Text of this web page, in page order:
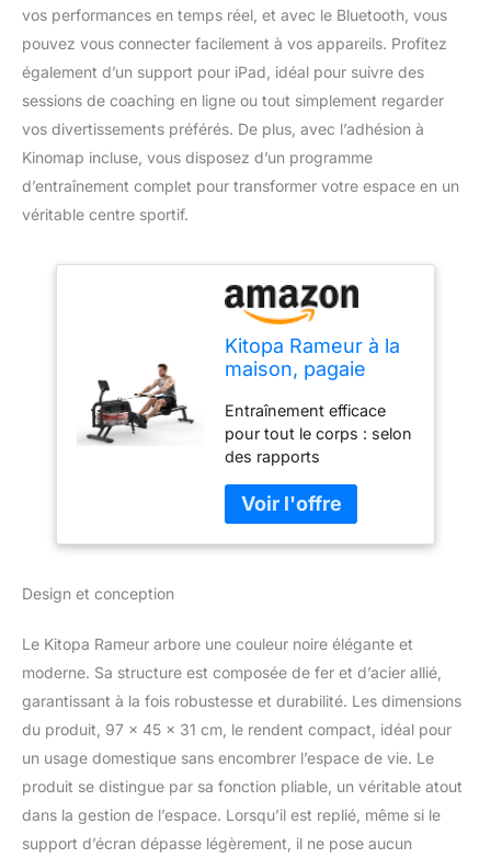
vos performances en temps réel, et avec le Bluetooth, vous
pouvez vous connecter facilement à vos appareils. Profitez
également d’un support pour iPad, idéal pour suivre des
sessions de coaching en ligne ou tout simplement regarder
vos divertissements préférés. De plus, avec l’adhésion à
Kinomap incluse, vous disposez d’un programme
d’entraînement complet pour transformer votre espace en un
véritable centre sportif.
Kitopa Rameur à la
maison, pagaie
Bluetooth et
support pour iPad,
rameur d'eau max.
150 kg, stockage
vertical, compatible
avec l'application
Kinomap
Entraînement efficace
pour tout le corps : selon
des rapports
est une combinaison
d'entraînement aérobie
et anaérobie. 20 minutes
plus de 85 % des
groupes musculaires de
votre corps, ce qui vous
aide à perdre du poids, à
améliorer la fonction
cardio-pulmonaire et à
soulager le stress.
Résistance à l'eau plus
forte : le nouveau rameur
mis à jour dispose d'une
Design et conception
Le Kitopa Rameur arbore une couleur noire élégante et
moderne. Sa structure est composée de fer et d’acier allié,
garantissant à la fois robustesse et durabilité. Les dimensions
du produit, 97 x 45 x 31 cm, le rendent compact, idéal pour
un usage domestique sans encombrer l’espace de vie. Le
produit se distingue par sa fonction pliable, un véritable atout
dans la gestion de l’espace. Lorsqu’il est replié, même si le
support d’écran dépasse légèrement, il ne pose aucun